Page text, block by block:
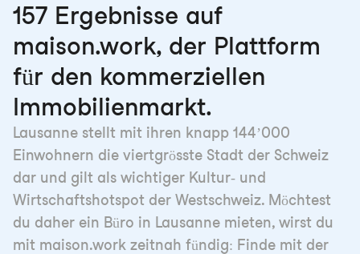
157 Ergebnisse auf
maison.work, der Plattform
für den kommerziellen
Immobilienmarkt.
Lausanne stellt mit ihren knapp 144’000
Einwohnern die viertgrösste Stadt der Schweiz
dar und gilt als wichtiger Kultur- und
Wirtschaftshotspot der Westschweiz. Möchtest
du daher ein Büro in Lausanne mieten, wirst du
mit maison.work zeitnah fündig: Finde mit der